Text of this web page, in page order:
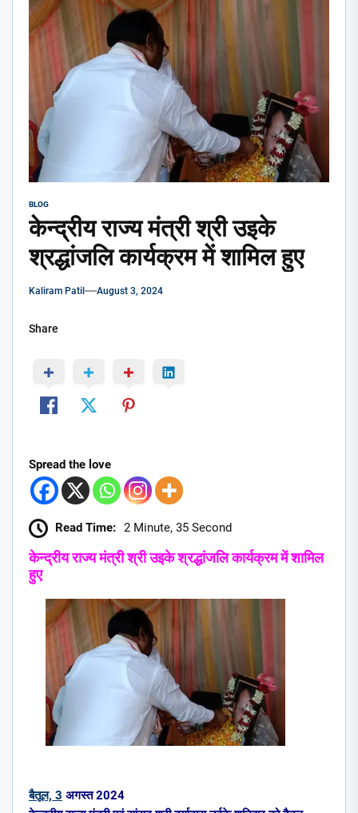
BLOG
केन्द्रीय राज्य मंत्री श्री उइके
श्रद्धांजलि कार्यक्रम में शामिल हुए
Kaliram Patil August 3, 2024
Share
Spread the love
Read Time: 2 Minute, 35 Second
केन्द्रीय राज्य मंत्री श्री उइके श्रद्धांजलि कार्यक्रम में शामिल
हुए
बैतूल, 3 अगस्त 2024